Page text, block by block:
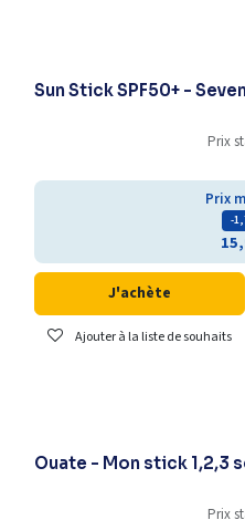
Sun Stick SPF50+ -
Prix
Prix
-
J'achète
Ajouter à la liste de souhaits
Ouate - Mon stick 1,2,3
Prix